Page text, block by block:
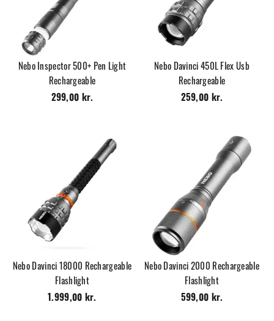
Nebo Inspector 500+ Pen Light
Rechargeable
299,00 kr.
Nebo Davinci 450L Flex Usb
Rechargeable
259,00 kr.
Nebo Davinci 18000 Rechargeable
Flashlight
1.999,00 kr.
Nebo Davinci 2000 Rechargeable
Flashlight
599,00 kr.